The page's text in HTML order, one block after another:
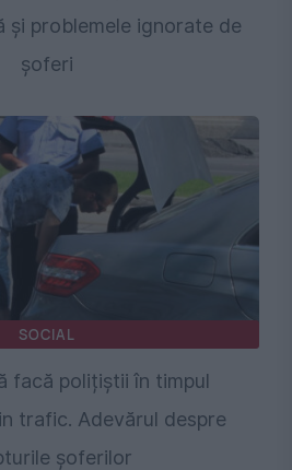
și problemele ignorate de
șoferi
SOCIAL
facă polițiștii în timpul
trafic. Adevărul despre
șoferilor